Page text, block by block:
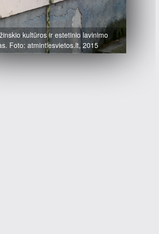
kultūros ir estetinio lavinimo
Foto: atmintiesvietos.lt, 2015